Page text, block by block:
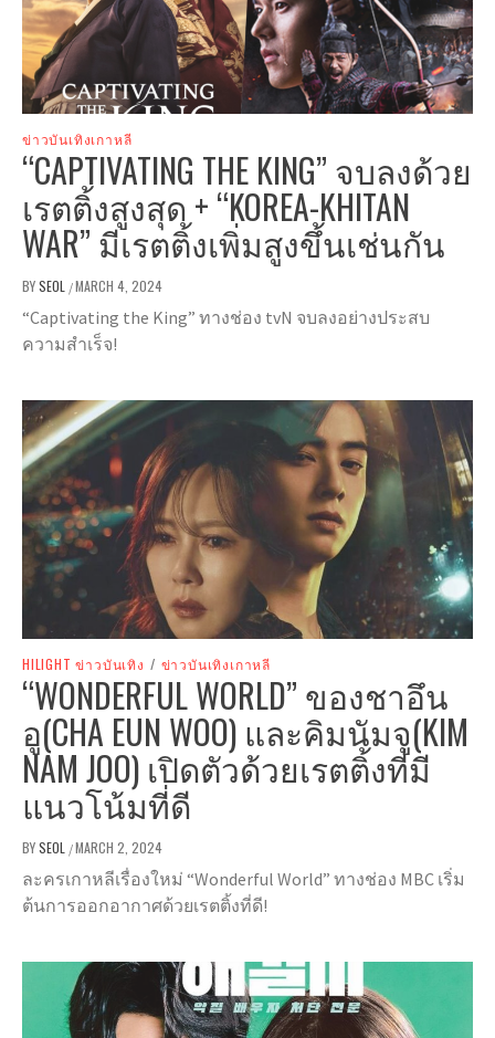
ข่าวบันเทิงเกาหลี
“CAPTIVATING THE KING” จบลงด้วย
เรตติ้งสูงสุด + “KOREA-KHITAN
WAR” มีเรตติ้งเพิ่มสูงขึ้นเช่นกัน
BYSEOL /MARCH 4, 2024
“Captivating the King” ทางช่อง tvN จบลงอย่างประสบ
ความสำเร็จ!
HILIGHT ข่าวบันเทิง / ข่าวบันเทิงเกาหลี
“WONDERFUL WORLD” ของชาอึน
อู(CHA EUN WOO) และคิมนัมจู(KIM
NAM JOO) เปิดตัวด้วยเรตติ้งที่มี
แนวโน้มที่ดี
BYSEOL /MARCH 2, 2024
ละครเกาหลีเรื่องใหม่ “Wonderful World” ทางช่อง MBC เริ่ม
ต้นการออกอากาศด้วยเรตติ้งที่ดี!